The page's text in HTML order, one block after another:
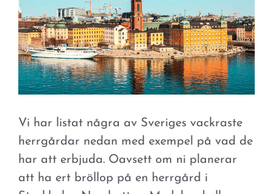
Vi har listat några av Sveriges vackraste
herrgårdar nedan med exempel på vad de
har att erbjuda. Oavsett om ni planerar
att ha ert bröllop på en herrgård i